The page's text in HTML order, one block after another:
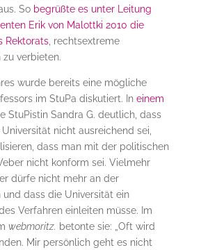
So begrüßte es unter Leitung
Erik von Malottki 2010 die
Rektorats, rechtsextreme
verbieten.
wurde bereits eine mögliche
im StuPa diskutiert. In einem
StuPistin Sandra G. deutlich, dass
nicht ausreichend sei,
dass man mit der politischen
nicht konform sei. Vielmehr
dürfe nicht mehr an der
und dass die Universität ein
Verfahren einleiten müsse. Im
webmoritz. betonte sie: „Oft wird
Mir persönlich geht es nicht